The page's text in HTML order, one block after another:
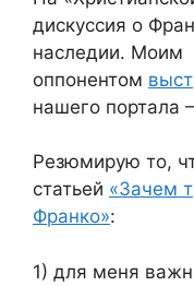
дискуссия о
наследии. Моим
оппонентом
нашего портала
Резюмирую то,
статьей «Зачем
Франко»:
1) для меня